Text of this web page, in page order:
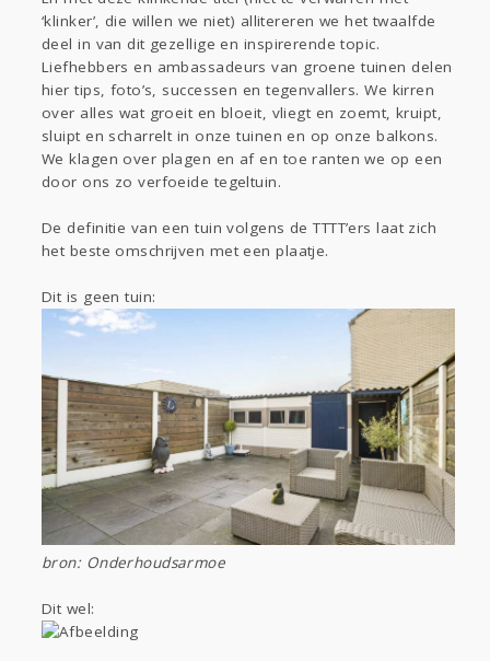
Gevraagd
Horen Doen
Lezen
‘klinker’, die willen we niet) allitereren we het twaalfde
deel in van dit gezellige en inspirerende topic.
Liefhebbers en ambassadeurs van groene tuinen delen
hier tips, foto’s, successen en tegenvallers. We kirren
over alles wat groeit en bloeit, vliegt en zoemt, kruipt,
sluipt en scharrelt in onze tuinen en op onze balkons.
We klagen over plagen en af en toe ranten we op een
door ons zo verfoeide tegeltuin.
De definitie van een tuin volgens de TTTT’ers laat zich
het beste omschrijven met een plaatje.
Dit is geen tuin:
bron: Onderhoudsarmoe
Dit wel: